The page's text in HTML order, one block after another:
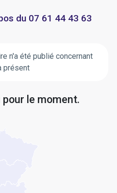
du 07 61 44 43 63
n'a été publié concernant
présent
le moment.